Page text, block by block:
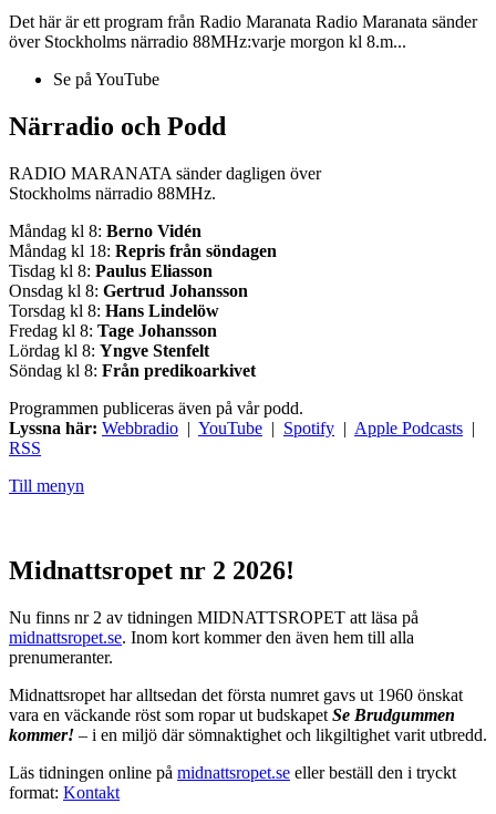
Det här är ett program från Radio Maranata Radio Maranata sänder
över Stockholms närradio 88MHz:varje morgon kl 8.m...
Se på YouTube
Närradio och Podd
RADIO MARANATA sänder dagligen över
Stockholms närradio 88MHz.
Måndag kl 8: Berno Vidén
Måndag kl 18: Repris från söndagen
Tisdag kl 8: Paulus Eliasson
Onsdag kl 8: Gertrud Johansson
Torsdag kl 8: Hans Lindelöw
Fredag kl 8: Tage Johansson
Lördag kl 8: Yngve Stenfelt
Söndag kl 8: Från predikoarkivet
Programmen publiceras även på vår podd.
Lyssna här: Webbradio | YouTube | Spotify | Apple Podcasts |
RSS
Till menyn
Midnattsropet nr 2 2026!
Nu finns nr 2 av tidningen MIDNATTSROPET att läsa på
midnattsropet.se. Inom kort kommer den även hem till alla
prenumeranter.
Midnattsropet har alltsedan det första numret gavs ut 1960 önskat
vara en väckande röst som ropar ut budskapet Se Brudgummen
kommer! – i en miljö där sömnaktighet och likgiltighet varit utbredd.
Läs tidningen online på midnattsropet.se eller beställ den i tryckt
format: Kontakt